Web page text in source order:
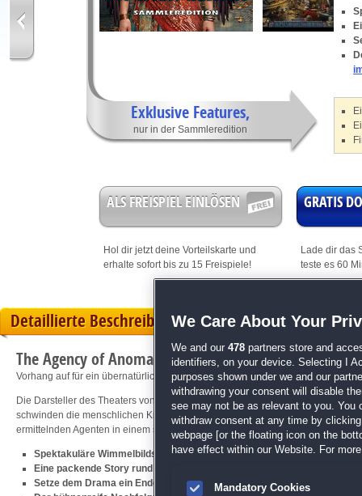
Exklusive Features,
nur in der Sammleredition
ALS FREISPIEL EINLÖSEN
Hol dir jetzt deine Vorteilskarte und
erhalte sofort bis zu 15 Freispiele!
GRATIS
Lade dir das
teste es 60
Detaillierte Beschreibung
The Agency of Anomalies: Der letzte Auftritt
Vorhang auf für ein übernatürliches Wimmelbild-Theater!
Die Darsteller des Theaters von Patrizia Edelstein brauchen dich! Seit
schwinden die menschlichen Kräfte der Schauspieler! Gerard, Patrizias
ermittelnden Agenten in einem spektakulärenWimmelbild -Theater und lüfte
Spektakuläre Wimmelbildszenen und Minispiele
Eine packende Story rund um das kurioseste Theater aller Zeiten
Setze dem Drama ein Ende und krall dir die Trophäen
We Care About Your
We and our 478 partners store and
identifiers, on your device. Selecting I
purposes shown under we and our
withdrawing your consent will disable
see may not be as relevant to you. You
withdraw consent at any time by
webpage [or the floating icon on the
have effect within our Website. For
Mandatory Cookies